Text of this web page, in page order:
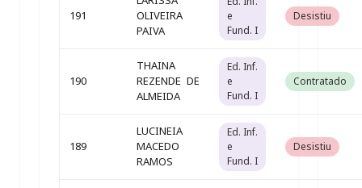
191
OLIVEIRA
PAIVA
e
Fund. I
Desistiu
190
THAINA
REZENDE DE
ALMEIDA
Ed. Inf.
e
Fund. I
Contratado
189
LUCINEIA
MACEDO
RAMOS
Ed. Inf.
e
Fund. I
Desistiu